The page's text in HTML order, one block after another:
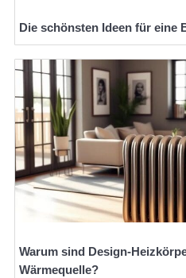
Die schönsten Ideen für eine
Warum sind Design-
Wärmequelle?